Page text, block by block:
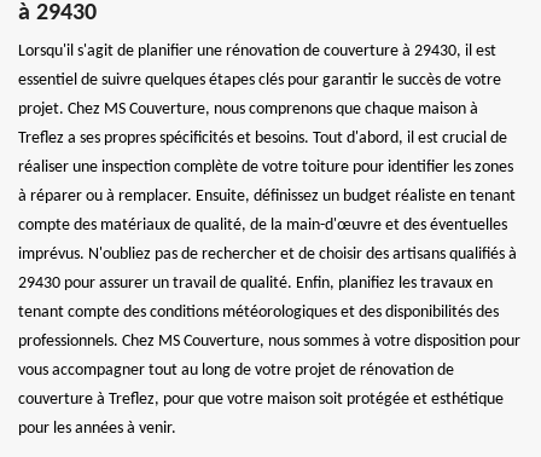
à 29430
Lorsqu'il s'agit de planifier une rénovation de couverture à 29430, il est
essentiel de suivre quelques étapes clés pour garantir le succès de votre
projet. Chez MS Couverture, nous comprenons que chaque maison à
Treflez a ses propres spécificités et besoins. Tout d'abord, il est crucial de
réaliser une inspection complète de votre toiture pour identifier les zones
à réparer ou à remplacer. Ensuite, définissez un budget réaliste en tenant
compte des matériaux de qualité, de la main-d'œuvre et des éventuelles
imprévus. N'oubliez pas de rechercher et de choisir des artisans qualifiés à
29430 pour assurer un travail de qualité. Enfin, planifiez les travaux en
tenant compte des conditions météorologiques et des disponibilités des
professionnels. Chez MS Couverture, nous sommes à votre disposition pour
vous accompagner tout au long de votre projet de rénovation de
couverture à Treflez, pour que votre maison soit protégée et esthétique
pour les années à venir.